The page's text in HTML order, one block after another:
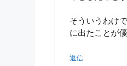
そういうわけ
に出たことが
返信